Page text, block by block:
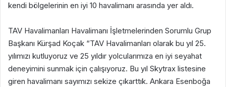
kendi bölgelerinin en iyi 10 havalimanı arasında yer aldı.
TAV Havalimanları Havalimanı İşletmelerinden Sorumlu Grup
Başkanı Kürşad Koçak “TAV Havalimanları olarak bu yıl 25.
yılımızı kutluyoruz ve 25 yıldır yolcularımıza en iyi seyahat
deneyimini sunmak için çalışıyoruz. Bu yıl Skytrax listesine
giren havalimanı sayımızı sekize çıkarttık. Ankara Esenboğa